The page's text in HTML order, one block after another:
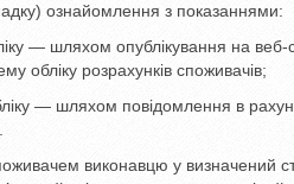
ознайомлення з показаннями:
— шляхом опублікування на
обліку розрахунків споживачів;
— шляхом повідомлення в
виконавцю у визначений